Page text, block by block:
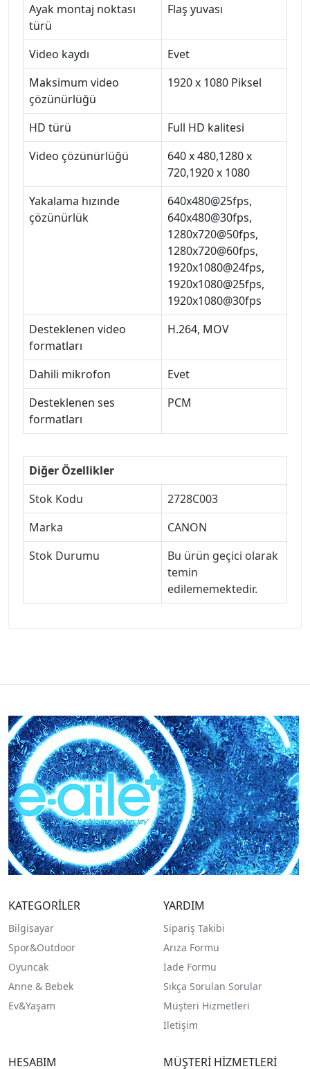
Ayak montaj noktası
türü
Flaş yuvası
Video kaydı
Evet
Maksimum video
çözünürlüğü
1920 x 1080 Piksel
HD türü
Full HD kalitesi
Video çözünürlüğü
640 x 480,1280 x
720,1920 x 1080
Yakalama hızınde
çözünürlük
640x480@25fps,
640x480@30fps,
1280x720@50fps,
1280x720@60fps,
1920x1080@24fps,
1920x1080@25fps,
1920x1080@30fps
Desteklenen video
formatları
H.264, MOV
Dahili mikrofon
Evet
Desteklenen ses
formatları
PCM
Diğer Özellikler
Stok Kodu
2728C003
Marka
CANON
Stok Durumu
Bu ürün geçici olarak
temin
edilememektedir.
KATEGORİLER
Bilgisayar
Spor&Outdoor
Oyuncak
Anne & Bebek
Ev&Yaşam
YARDIM
Sipariş Takibi
Arıza Formu
İade Formu
Sıkça Sorulan Sorular
Müşteri Hizmetleri
İletişim
HESABIM MÜŞTERİ HİZMETLERİ